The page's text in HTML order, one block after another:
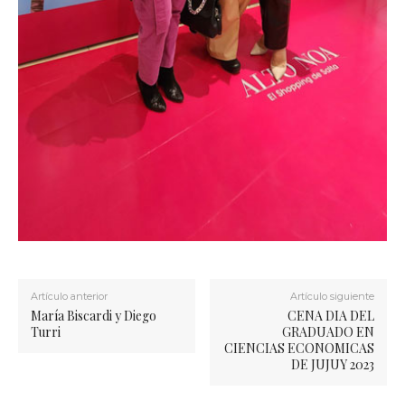
Artículo anterior
María Biscardi y Diego
Turri
Artículo siguiente
CENA DIA DEL
GRADUADO EN
CIENCIAS ECONOMICAS
DE JUJUY 2023